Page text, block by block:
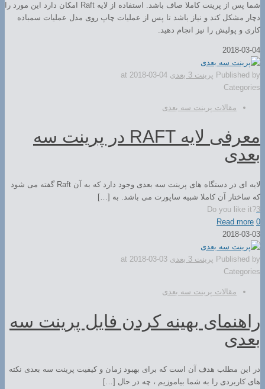
شما پس از پرینت کاملا صاف باشد. استفاده از لایه Raft امکان دارد این مورد را
دچار مشکل کند و نیاز باشد تا پس از عملیات چاپ روی مدل عملیات سمباده
کاری و پولیش را نیز انجام دهید.
2018-03-04
Published by پرینت 3 بعدی at 2018-03-04
Categories
مقالات پرینت سه بعدی
معرفی لایه RAFT در پرینت سه
بعدی
لایه ای در دستگاه های پرینت سه بعدی وجود دارد که به آن Raft گفته می شود
که ساختار آن کاملا شبیه ساپورت می باشد. به […]
Do you like it?3
0
Read more
2018-03-03
Published by پرینت 3 بعدی at 2018-03-03
Categories
مقالات پرینت سه بعدی
راهنمای بهینه کردن فایل پرینت سه
بعدی
در این مطلب هدف آن است که برای بهبود زمان و کیفیت پرینت سه بعدی نکته
های کاربردی را به شما بیاموزیم ، چه در حال […]